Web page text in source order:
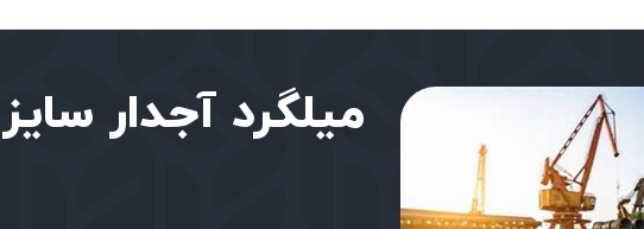
میلگرد آجدار سایز